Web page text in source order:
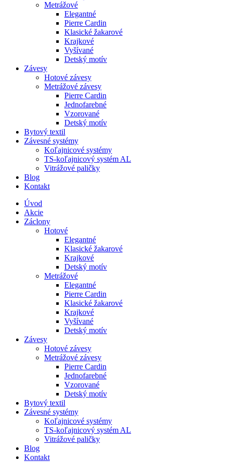
Metrážové
Elegantné
Pierre Cardin
Klasické žakarové
Krajkové
Vyšívané
Detský motív
Závesy
Hotové závesy
Metrážové závesy
Pierre Cardin
Jednofarebné
Vzorované
Detský motív
Bytový textil
Závesné systémy
Koľajnicové systémy
TS-koľajnicový systém AL
Vitrážové paličky
Blog
Kontakt
Úvod
Akcie
Záclony
Hotové
Elegantné
Klasické žakarové
Krajkové
Detský motív
Metrážové
Elegantné
Pierre Cardin
Klasické žakarové
Krajkové
Vyšívané
Detský motív
Závesy
Hotové závesy
Metrážové závesy
Pierre Cardin
Jednofarebné
Vzorované
Detský motív
Bytový textil
Závesné systémy
Koľajnicové systémy
TS-koľajnicový systém AL
Vitrážové paličky
Blog
Kontakt